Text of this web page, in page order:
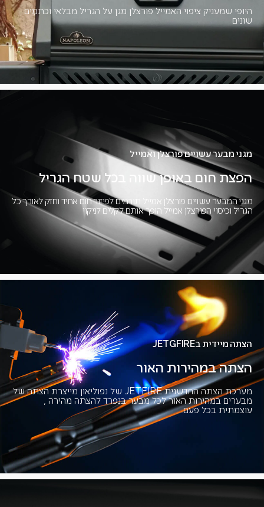
היופי שמעניק ציפוי האמייל פורצלן מגן על הגריל מבלאי וכתמים
שונים
מגני מבער עשויים פורצלן ואמייל
הפצת חום באופן שווה בכל שטח הגריל
מגני המבער עשויים פורצלן אמייל תורמים לפיזור חום אחיד וחזק לאורך כל
הגריל וכיסוי הפורצלן אמייל הופך אותם לקלים לניקוי
הצתה מיידית בJETGFIRE
הצתה במהירות האור
מערכת הצתה החדשנית JETFIRE של נפוליאון מייצרת הצתה של
מבערים במהירות האור לכל מבער בנפרד להצתה מהירה ,
עוצמתית בכל פעם.